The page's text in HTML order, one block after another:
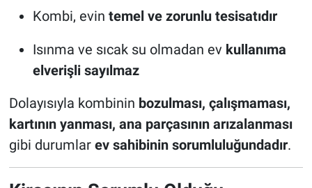
Kombi, evin temel ve zorunlu tesisatıdır
Isınma ve sıcak su olmadan ev kullanıma
elverişli sayılmaz
Dolayısıyla kombinin bozulması, çalışmaması,
kartının yanması, ana parçasının arızalanması
gibi durumlar ev sahibinin sorumluluğundadır.